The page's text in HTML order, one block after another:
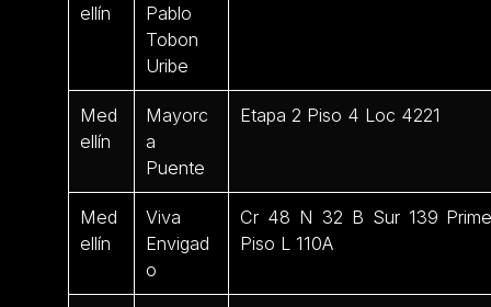
ellín
Pablo
Tobon
Uribe
Med
ellín
Mayorc
a
Puente
Etapa 2 Piso 4 Loc 4221
Med
ellín
Viva
Envigad
o
Cr 48 N 32 B Sur 139
Piso L 110A